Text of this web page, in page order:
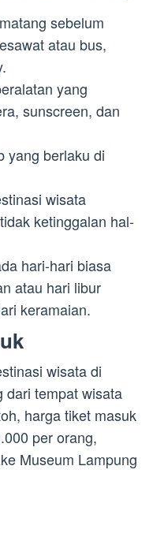
sebelum
atau bus,
yang
sunscreen, dan
yang berlaku di
wisata
ketinggalan hal-
hari-hari biasa
atau hari libur
keramaian.
wisata di
dari tempat wisata
harga tiket masuk
per orang,
Museum Lampung